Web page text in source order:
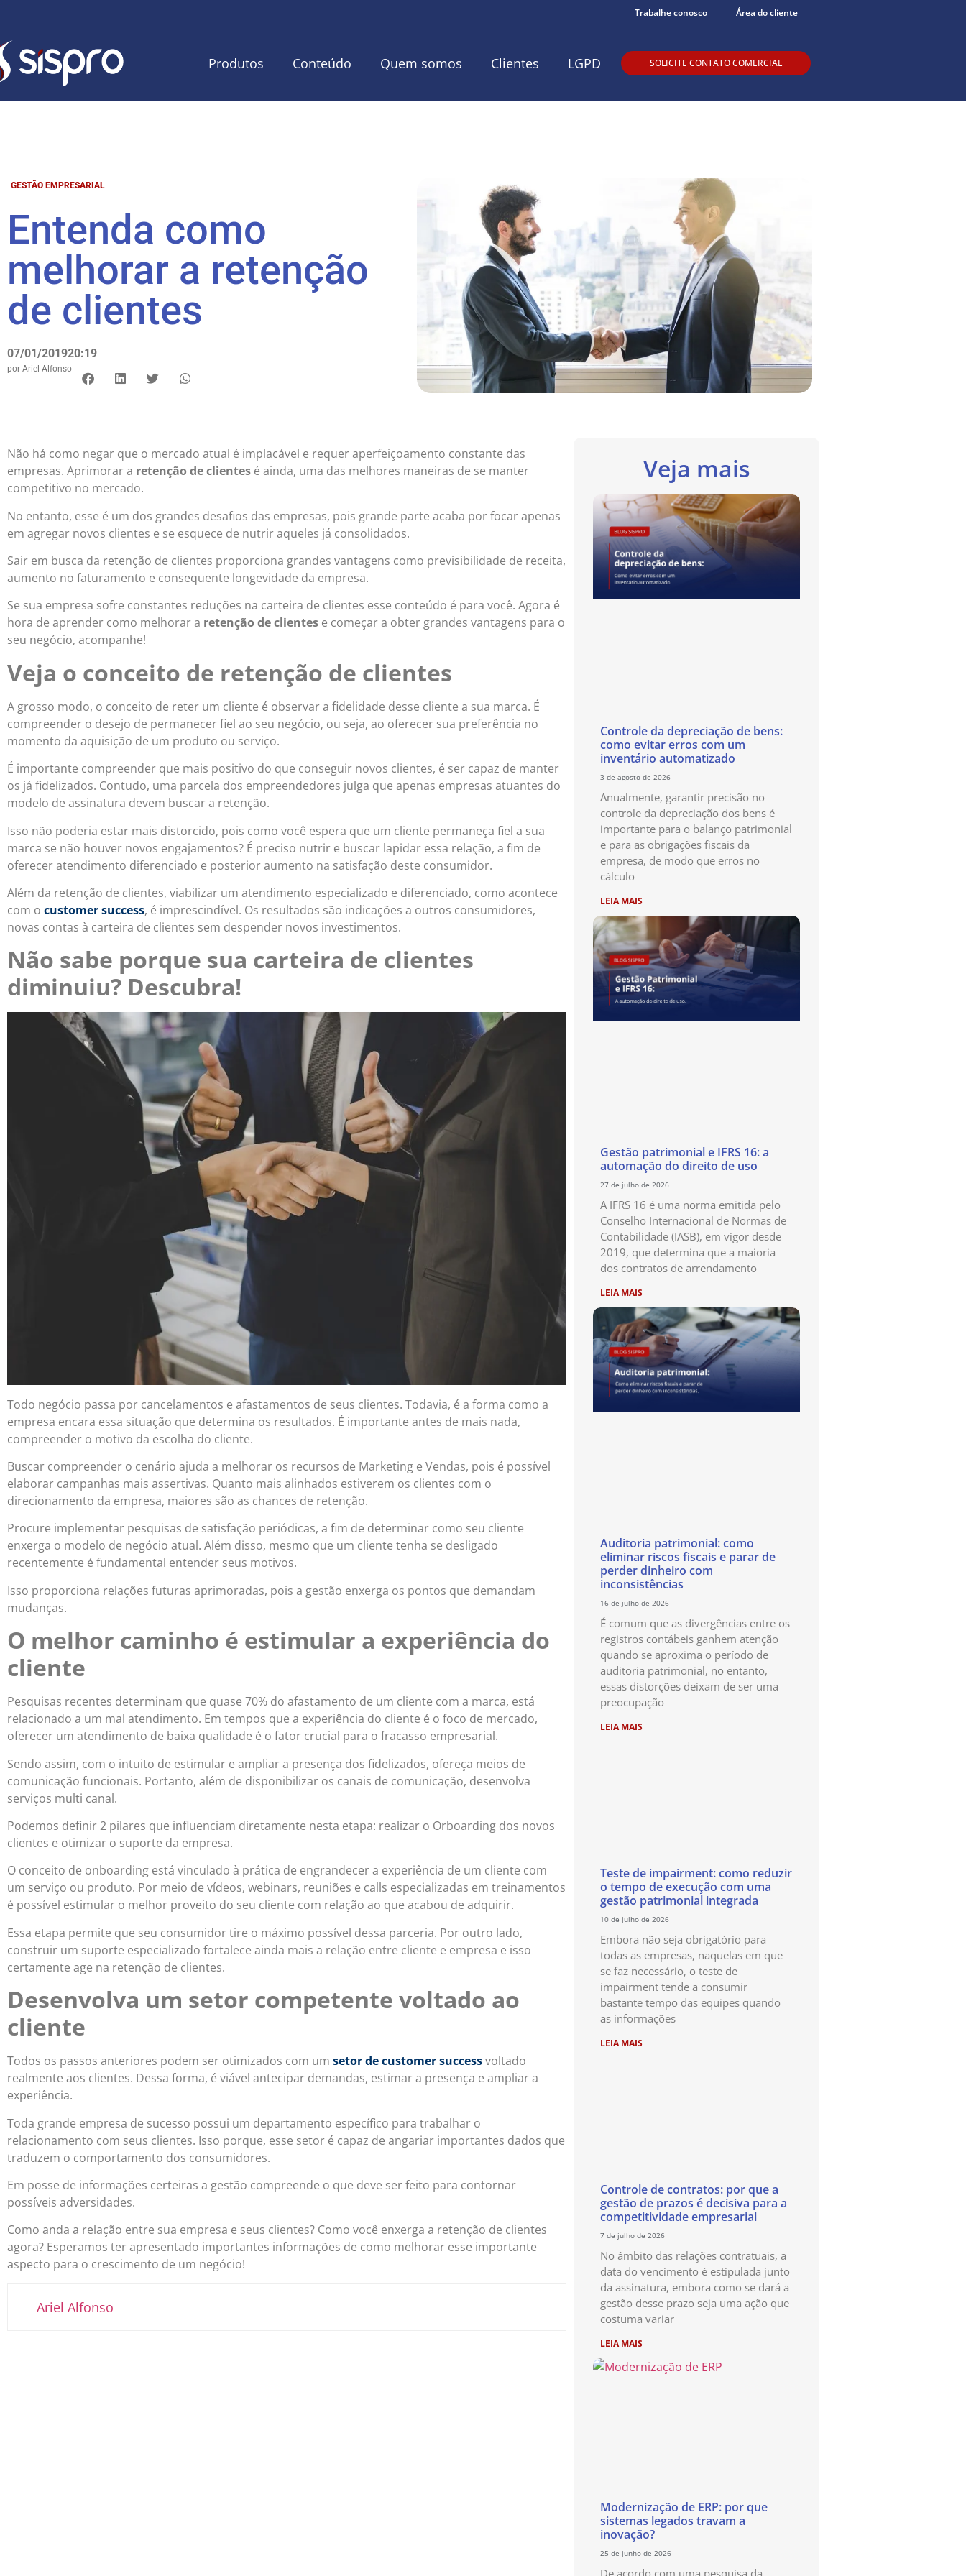
Trabalhe conosco Área do cliente
Produtos Conteúdo Quem somos Clientes LGPD SOLICITE CONTATO COMERCIAL
GESTÃO EMPRESARIAL
Entenda como
melhorar a retenção
de clientes
07/01/201920:19
por Ariel Alfonso
Não há como negar que o mercado atual é implacável e requer aperfeiçoamento constante das
empresas. Aprimorar a retenção de clientes é ainda, uma das melhores maneiras de se manter
competitivo no mercado.
No entanto, esse é um dos grandes desafios das empresas, pois grande parte acaba por focar apenas
em agregar novos clientes e se esquece de nutrir aqueles já consolidados.
Sair em busca da retenção de clientes proporciona grandes vantagens como previsibilidade de receita,
aumento no faturamento e consequente longevidade da empresa.
Se sua empresa sofre constantes reduções na carteira de clientes esse conteúdo é para você. Agora é
hora de aprender como melhorar a retenção de clientes e começar a obter grandes vantagens para o
seu negócio, acompanhe!
Veja o conceito de retenção de clientes
A grosso modo, o conceito de reter um cliente é observar a fidelidade desse cliente a sua marca. É
compreender o desejo de permanecer fiel ao seu negócio, ou seja, ao oferecer sua preferência no
momento da aquisição de um produto ou serviço.
É importante compreender que mais positivo do que conseguir novos clientes, é ser capaz de manter
os já fidelizados. Contudo, uma parcela dos empreendedores julga que apenas empresas atuantes do
modelo de assinatura devem buscar a retenção.
Isso não poderia estar mais distorcido, pois como você espera que um cliente permaneça fiel a sua
marca se não houver novos engajamentos? É preciso nutrir e buscar lapidar essa relação, a fim de
oferecer atendimento diferenciado e posterior aumento na satisfação deste consumidor.
Além da retenção de clientes, viabilizar um atendimento especializado e diferenciado, como acontece
com o customer success, é imprescindível. Os resultados são indicações a outros consumidores,
novas contas à carteira de clientes sem despender novos investimentos.
Não sabe porque sua carteira de clientes
diminuiu? Descubra!
Todo negócio passa por cancelamentos e afastamentos de seus clientes. Todavia, é a forma como a
empresa encara essa situação que determina os resultados. É importante antes de mais nada,
compreender o motivo da escolha do cliente.
Buscar compreender o cenário ajuda a melhorar os recursos de Marketing e Vendas, pois é possível
elaborar campanhas mais assertivas. Quanto mais alinhados estiverem os clientes com o
direcionamento da empresa, maiores são as chances de retenção.
Procure implementar pesquisas de satisfação periódicas, a fim de determinar como seu cliente
enxerga o modelo de negócio atual. Além disso, mesmo que um cliente tenha se desligado
recentemente é fundamental entender seus motivos.
Isso proporciona relações futuras aprimoradas, pois a gestão enxerga os pontos que demandam
mudanças.
O melhor caminho é estimular a experiência do
cliente
Pesquisas recentes determinam que quase 70% do afastamento de um cliente com a marca, está
relacionado a um mal atendimento. Em tempos que a experiência do cliente é o foco de mercado,
oferecer um atendimento de baixa qualidade é o fator crucial para o fracasso empresarial.
Sendo assim, com o intuito de estimular e ampliar a presença dos fidelizados, ofereça meios de
comunicação funcionais. Portanto, além de disponibilizar os canais de comunicação, desenvolva
serviços multi canal.
Podemos definir 2 pilares que influenciam diretamente nesta etapa: realizar o Orboarding dos novos
clientes e otimizar o suporte da empresa.
O conceito de onboarding está vinculado à prática de engrandecer a experiência de um cliente com
um serviço ou produto. Por meio de vídeos, webinars, reuniões e calls especializadas em treinamentos
é possível estimular o melhor proveito do seu cliente com relação ao que acabou de adquirir.
Essa etapa permite que seu consumidor tire o máximo possível dessa parceria. Por outro lado,
construir um suporte especializado fortalece ainda mais a relação entre cliente e empresa e isso
certamente age na retenção de clientes.
Desenvolva um setor competente voltado ao
cliente
Todos os passos anteriores podem ser otimizados com um setor de customer successvoltado
realmente aos clientes. Dessa forma, é viável antecipar demandas, estimar a presença e ampliar a
experiência.
Toda grande empresa de sucesso possui um departamento específico para trabalhar o
relacionamento com seus clientes. Isso porque, esse setor é capaz de angariar importantes dados que
traduzem o comportamento dos consumidores.
Em posse de informações certeiras a gestão compreende o que deve ser feito para contornar
possíveis adversidades.
Como anda a relação entre sua empresa e seus clientes? Como você enxerga a retenção de clientes
agora? Esperamos ter apresentado importantes informações de como melhorar esse importante
aspecto para o crescimento de um negócio!
Ariel Alfonso
Veja mais
Controle da depreciação de bens:
como evitar erros com um
inventário automatizado
3 de agosto de 2026
Anualmente, garantir precisão no
controle da depreciação dos bens é
importante para o balanço patrimonial
e para as obrigações fiscais da
empresa, de modo que erros no
cálculo
LEIA MAIS
Gestão patrimonial e IFRS 16: a
automação do direito de uso
27 de julho de 2026
A IFRS 16 é uma norma emitida pelo
Conselho Internacional de Normas de
Contabilidade (IASB), em vigor desde
2019, que determina que a maioria
dos contratos de arrendamento
LEIA MAIS
Auditoria patrimonial: como
eliminar riscos fiscais e parar de
perder dinheiro com
inconsistências
16 de julho de 2026
É comum que as divergências entre os
registros contábeis ganhem atenção
quando se aproxima o período de
auditoria patrimonial, no entanto,
essas distorções deixam de ser uma
preocupação
LEIA MAIS
Teste de impairment: como reduzir
o tempo de execução com uma
gestão patrimonial integrada
10 de julho de 2026
Embora não seja obrigatório para
todas as empresas, naquelas em que
se faz necessário, o teste de
impairment tende a consumir
bastante tempo das equipes quando
as informações
LEIA MAIS
Controle de contratos: por que a
gestão de prazos é decisiva para a
competitividade empresarial
7 de julho de 2026
No âmbito das relações contratuais, a
data do vencimento é estipulada junto
da assinatura, embora como se dará a
gestão desse prazo seja uma ação que
costuma variar
LEIA MAIS
Modernização de ERP: por que
sistemas legados travam a
inovação?
25 de junho de 2026